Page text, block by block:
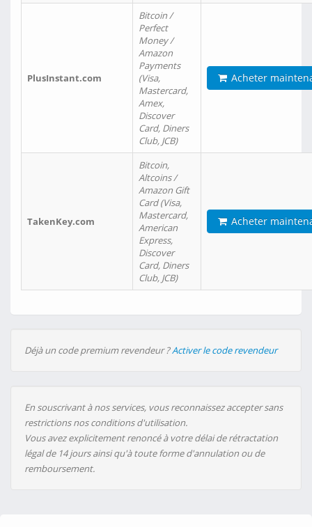
PlusInstant.com
Bitcoin /
Perfect
Money /
Amazon
Payments
(Visa,
Mastercard,
Amex,
Discover
Card, Diners
Club, JCB)
Acheter
TakenKey.com
Bitcoin,
Altcoins /
Amazon Gift
Card (Visa,
Mastercard,
American
Express,
Discover
Card, Diners
Club, JCB)
Acheter
Déjà un code premium revendeur ?Activer le code revendeur
En souscrivant à nos services, vous reconnaissez accepter sans
restrictions nos conditions d'utilisation.
Vous avez explicitement renoncé à votre délai de rétractation
légal de 14 jours ainsi qu'à toute forme d'annulation ou de
remboursement.